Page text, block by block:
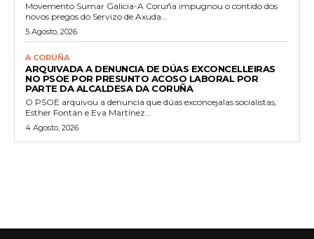
Movemento Sumar Galicia-A Coruña impugnou o contido dos
novos pregos do Servizo de Axuda...
5 Agosto, 2026
A CORUÑA
ARQUIVADA A DENUNCIA DE DÚAS EXCONCELLEIRAS
NO PSOE POR PRESUNTO ACOSO LABORAL POR
PARTE DA ALCALDESA DA CORUÑA
O PSOE arquivou a denuncia que dúas exconcejalas socialistas,
Esther Fontán e Eva Martínez...
4 Agosto, 2026